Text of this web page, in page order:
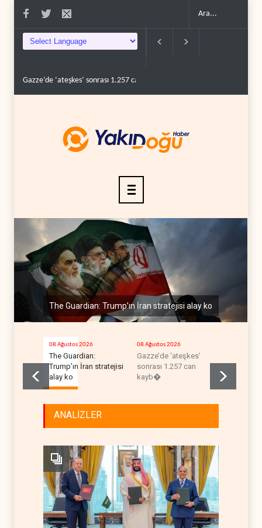
‘ateşkes’ sonrası 1.257 can kaybı..
The Guardian: Trump’ın İran stratejisi alay ko
08 Ağustos 2026
The Guardian:
Trump’ın İran stratejisi
alay ko
08 Ağustos 2026
Gazze’de ‘ateşkes’
sonrası 1.257 can
kayb�
ANALİZLER